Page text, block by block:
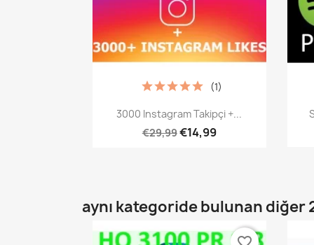
Hızlı Görünüm
3000 Instagram Takipçi +...
€29,99€14,99
(1)
aynı kategoride bulunan diğer